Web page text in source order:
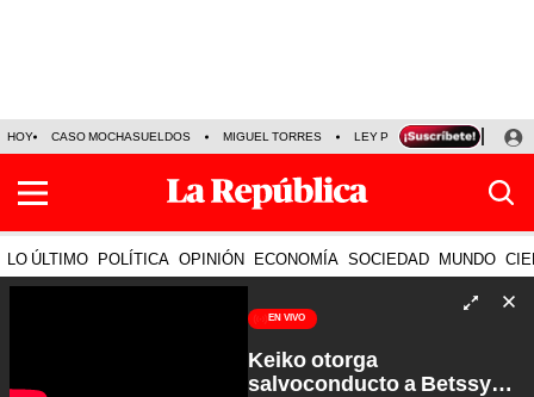
HOY CASO MOCHASUELDOS MIGUEL TORRES LEY PULPÍN PRECIO DEL
LO ÚLTIMO POLÍTICA OPINIÓN ECONOMÍA SOCIEDAD MUNDO
EN VIVO
Keiko otorga
salvoconducto a Betssy